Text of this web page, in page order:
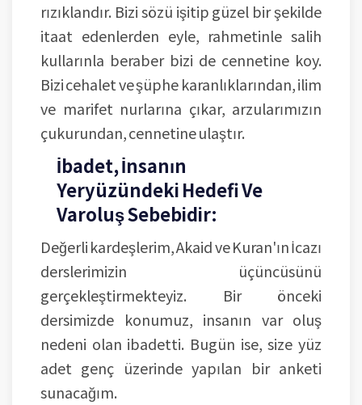
rızıklandır. Bizi sözü işitip güzel bir şekilde
itaat edenlerden eyle, rahmetinle salih
kullarınla beraber bizi de cennetine koy.
Bizi cehalet ve şüphe karanlıklarından, ilim
ve marifet nurlarına çıkar, arzularımızın
çukurundan, cennetine ulaştır.
İbadet, İnsanın
Yeryüzündeki Hedefi Ve
Varoluş Sebebidir:
Değerli kardeşlerim, Akaid ve Kuran'ın İcazı
derslerimizin üçüncüsünü
gerçekleştirmekteyiz. Bir önceki
dersimizde konumuz, insanın var oluş
nedeni olan ibadetti. Bugün ise, size yüz
adet genç üzerinde yapılan bir anketi
sunacağım.